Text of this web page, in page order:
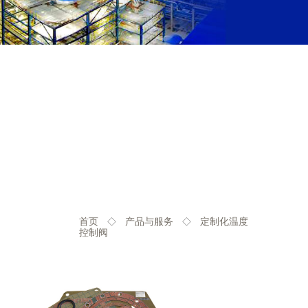
首页 ◇ 产品与服务 ◇
定制化温度
控制阀